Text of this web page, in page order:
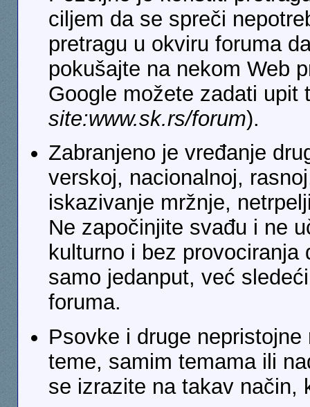
ciljem da se spreči
pretragu u okviru foruma
pokušajte na nekom Web
Google možete zadati upit
site:www.sk.rs/forum).
Zabranjeno je vređanje
verskoj, nacionalnoj,
iskazivanje mržnje,
Ne započinjite svađu i ne
kulturno i bez
samo jedanput, već
foruma.
Psovke i druge
teme, samim temama ili
se izrazite na takav način,